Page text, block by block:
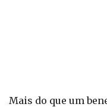
Mais do que um